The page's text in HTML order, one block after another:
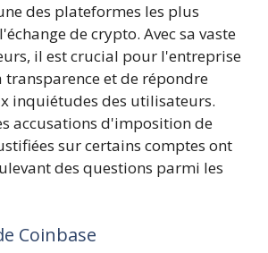
des plateformes les plus
de crypto. Avec sa vaste
il est crucial pour l'entreprise
et de répondre
inquiétudes des utilisateurs.
accusations d'imposition de
sur certains comptes ont
des questions parmi les
Coinbase